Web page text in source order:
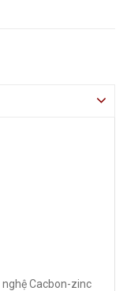
Cacbon-zinc